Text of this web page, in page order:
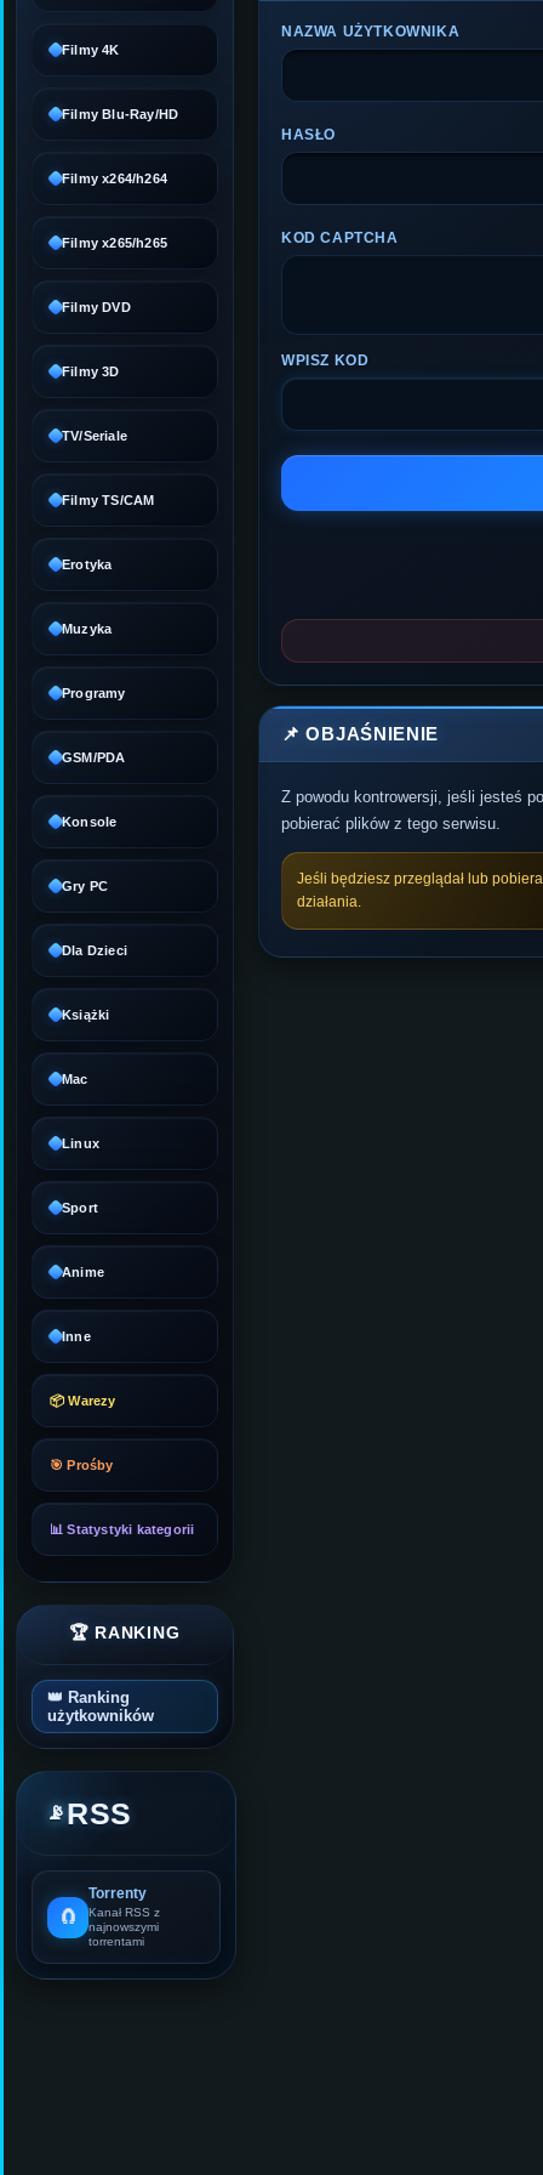
Filmy 4K
Filmy Blu-Ray/HD
Filmy x264/h264
Filmy x265/h265
Filmy DVD
Filmy 3D
TV/Seriale
Filmy TS/CAM
Erotyka
Muzyka
Programy
GSM/PDA
Konsole
Gry PC
Dla Dzieci
Książki
Mac
Linux
Sport
Anime
Inne
📦 Warezy
🎯 Prośby
📊 Statystyki kategorii
🏆 RANKING
👑 Ranking
użytkowników
📡RSS
🧲
Torrenty
Kanał RSS z
najnowszymi
torrentami
NAZWA UŻYTKOWNIKA
HASŁO
KOD CAPTCHA
WPISZ KOD
📌 OBJAŚNIENIE
Z powodu kontrowersji, jeśli jesteś
pobierać plików z tego serwisu.
Jeśli będziesz przeglądał lub
działania.